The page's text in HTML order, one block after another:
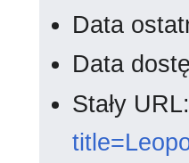
Data
Data
Stały URL: